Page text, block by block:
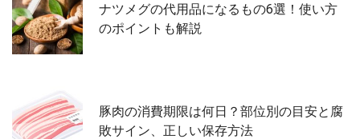
ナツメグの代用品になるもの6選！使い方
のポイントも解説
豚肉の消費期限は何日？部位別の目安と腐
敗サイン、正しい保存方法